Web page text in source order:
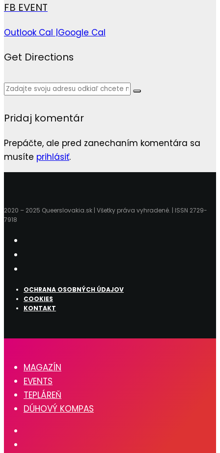
FB EVENT
Outlook Cal |Google Cal
Get Directions
Pridaj komentár
Prepáčte, ale pred zanechaním komentára sa
musíte prihlásiť.
2020 – 2025 Queerslovakia.sk | Všetky práva vyhradené. | ISSN 2729-
7918
OCHRANA OSOBNÝCH ÚDAJOV
COOKIES
KONTAKT
MAGAZÍN
EVENTS
TEPLÁREŇ
DÚHOVÝ KOMPAS